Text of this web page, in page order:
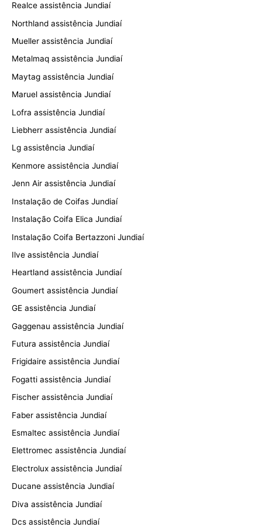
Realce assistência Jundiaí
Northland assistência Jundiaí
Mueller assistência Jundiaí
Metalmaq assistência Jundiaí
Maytag assistência Jundiaí
Maruel assistência Jundiaí
Lofra assistência Jundiaí
Liebherr assistência Jundiaí
Lg assistência Jundiaí
Kenmore assistência Jundiaí
Jenn Air assistência Jundiaí
Instalação de Coifas Jundiaí
Instalação Coifa Elica Jundiaí
Instalação Coifa Bertazzoni Jundiaí
Ilve assistência Jundiaí
Heartland assistência Jundiaí
Goumert assistência Jundiaí
GE assistência Jundiaí
Gaggenau assistência Jundiaí
Futura assistência Jundiaí
Frigidaire assistência Jundiaí
Fogatti assistência Jundiaí
Fischer assistência Jundiaí
Faber assistência Jundiaí
Esmaltec assistência Jundiaí
Elettromec assistência Jundiaí
Electrolux assistência Jundiaí
Ducane assistência Jundiaí
Diva assistência Jundiaí
Dcs assistência Jundiaí